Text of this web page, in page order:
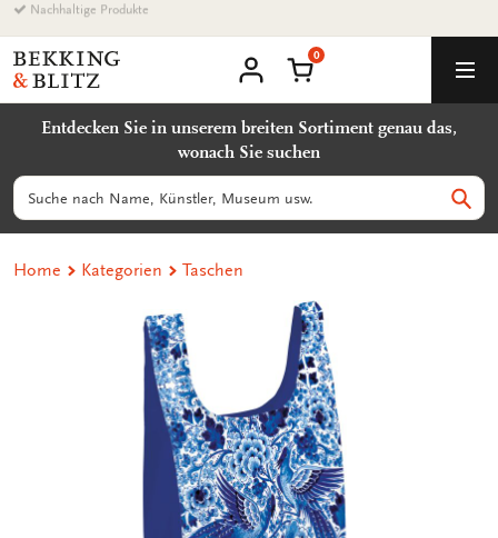
Zurück
zum
Inhalt
Nachhaltige Produkte
Bekking
&
Uitgevers
Warenkorb
0
Entdecken Sie in unserem breiten Sortiment genau das,
wonach Sie suchen
Suchen
Home Kategorien Taschen